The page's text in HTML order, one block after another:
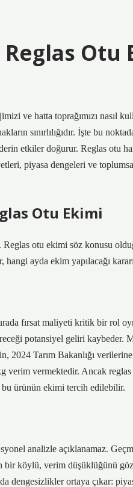
Reglas
ve hatta toprağımızı nasıl
sınırlılığıdır. İşte bu
etkiler doğurur. Reglas otu
piyasa dengeleri ve
Otu Ekimi
otu ekimi söz konusu
ayda ekim yapılacağı
fırsat maliyeti kritik bir rol
potansiyel geliri kaybeder.
2024 Tarım Bakanlığı
verim vermektedir. Ancak
bu ürünün ekimi tercih edilebilir.
analizle açıklanamaz.
köylü, verim düşüklüğünü
dengesizliklerortaya çıkar: